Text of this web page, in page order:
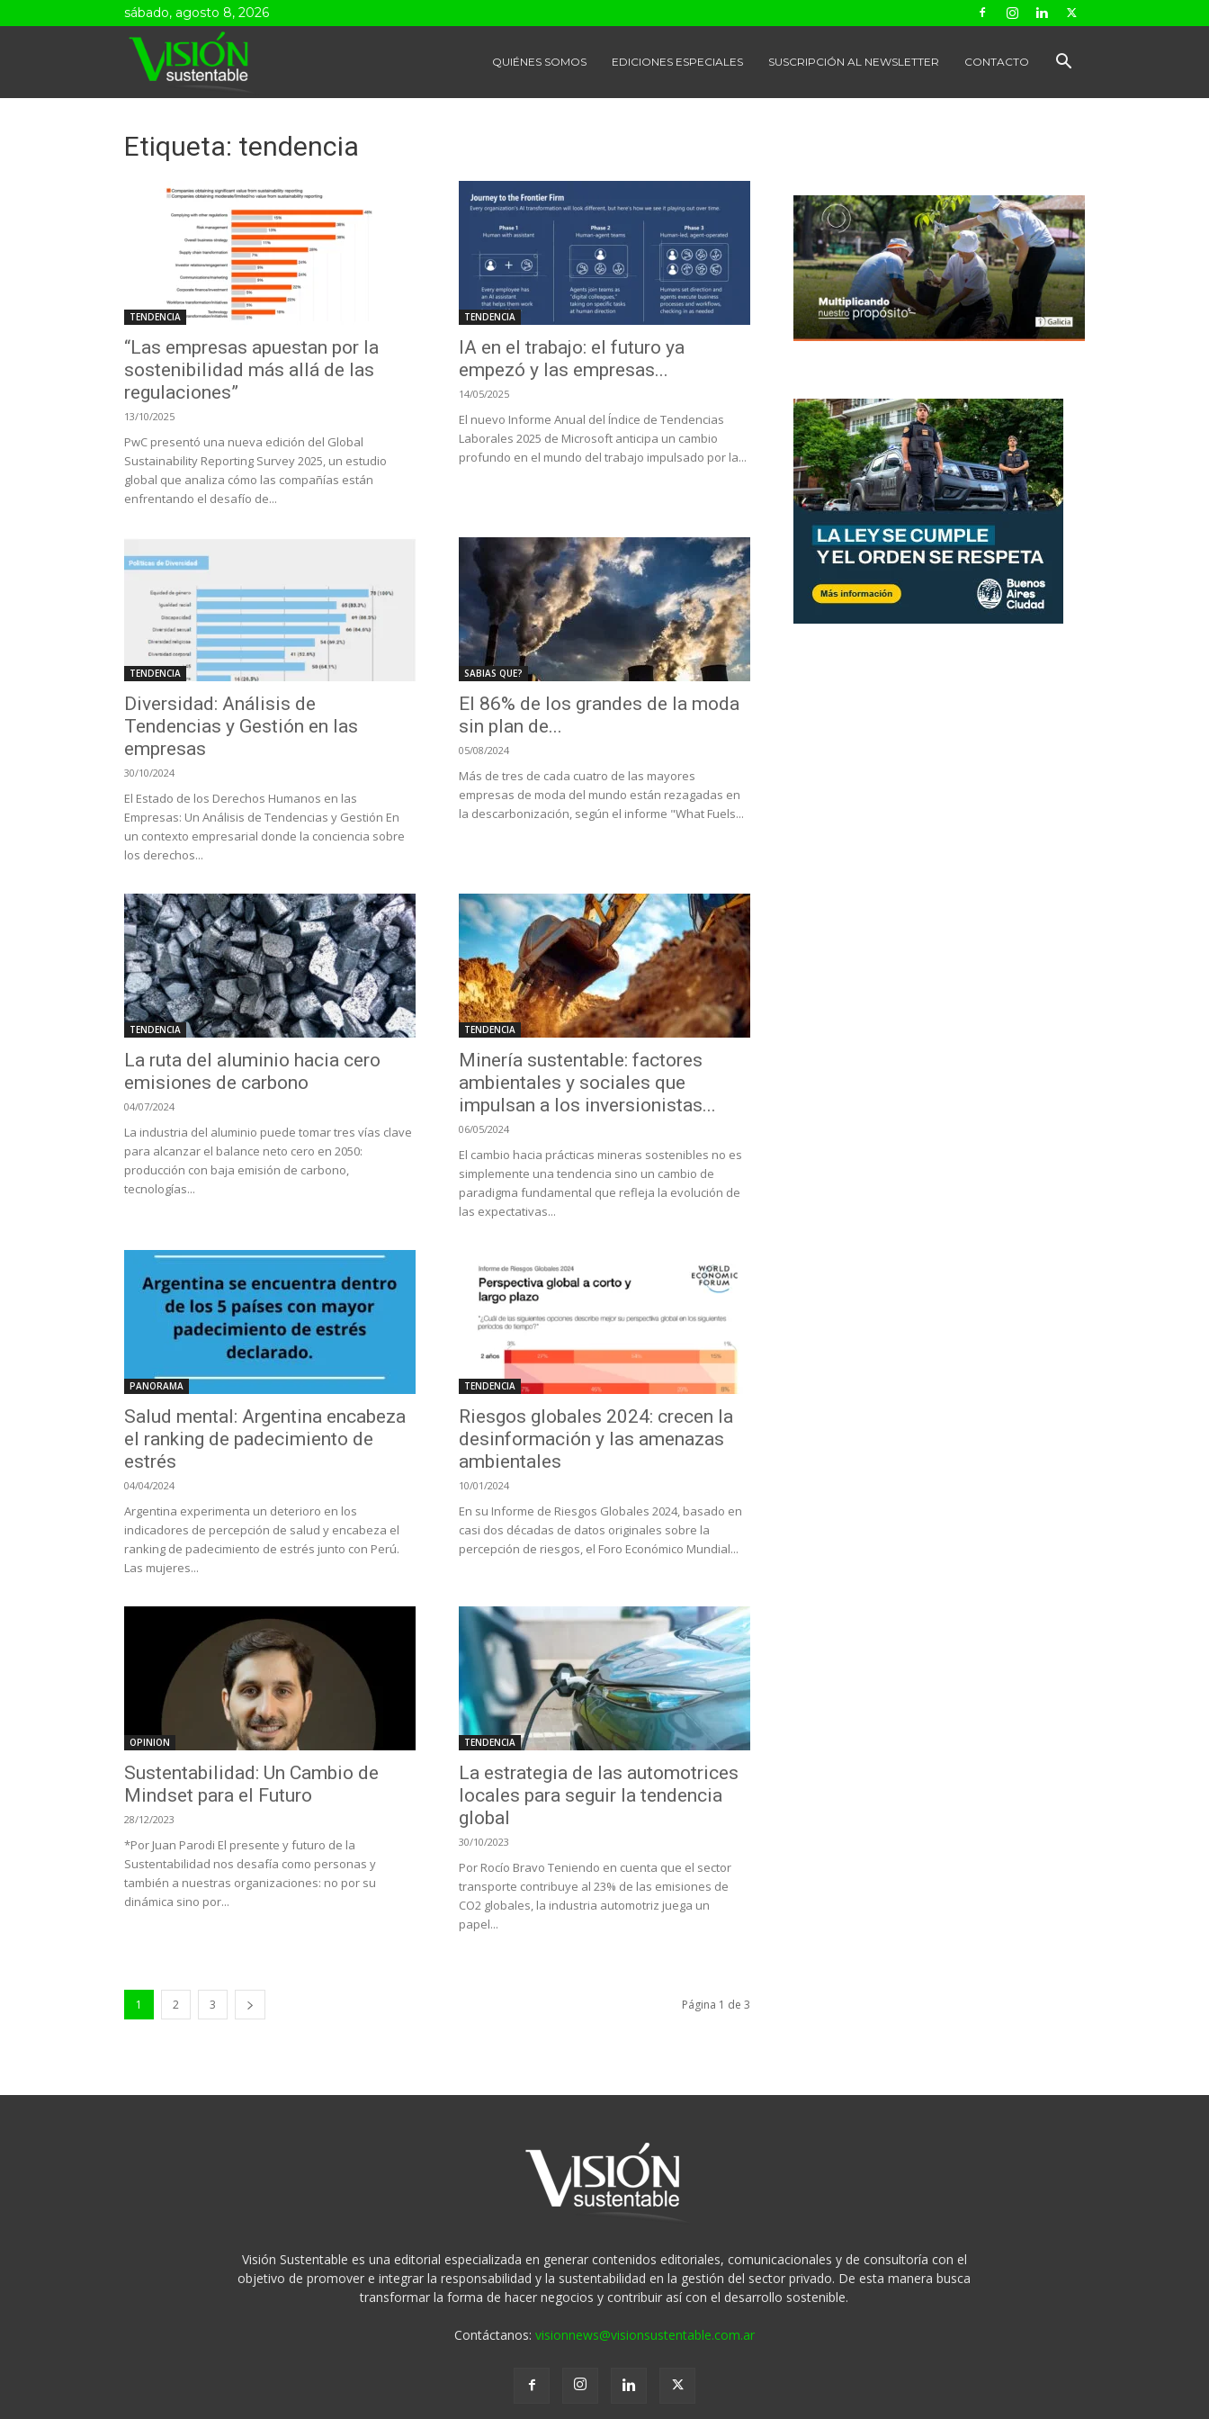
sábado, agosto 8, 2026
Sustentable
QUIÉNES SOMOS EDICIONES ESPECIALES SUSCRIPCIÓN AL NEWSLETTER CONTACTO
Etiqueta: tendencia
TENDENCIA
“Las empresas apuestan por la
sostenibilidad más allá de las
regulaciones”
13/10/2025
PwC presentó una nueva edición del Global
Sustainability Reporting Survey 2025, un estudio
global que analiza cómo las compañías están
enfrentando el desafío de...
TENDENCIA
IA en el trabajo: el futuro ya
empezó y las empresas...
14/05/2025
El nuevo Informe Anual del Índice de Tendencias
Laborales 2025 de Microsoft anticipa un cambio
profundo en el mundo del trabajo impulsado por la...
TENDENCIA
Diversidad: Análisis de
Tendencias y Gestión en las
empresas
30/10/2024
El Estado de los Derechos Humanos en las
Empresas: Un Análisis de Tendencias y Gestión En
un contexto empresarial donde la conciencia sobre
los derechos...
SABIAS QUE?
El 86% de los grandes de la moda
sin plan de...
05/08/2024
Más de tres de cada cuatro de las mayores
empresas de moda del mundo están rezagadas en
la descarbonización, según el informe "What Fuels...
TENDENCIA
La ruta del aluminio hacia cero
emisiones de carbono
04/07/2024
La industria del aluminio puede tomar tres vías clave
para alcanzar el balance neto cero en 2050:
producción con baja emisión de carbono,
tecnologías...
TENDENCIA
Minería sustentable: factores
ambientales y sociales que
impulsan a los inversionistas...
06/05/2024
El cambio hacia prácticas mineras sostenibles no es
simplemente una tendencia sino un cambio de
paradigma fundamental que refleja la evolución de
las expectativas...
PANORAMA
Salud mental: Argentina encabeza
el ranking de padecimiento de
estrés
04/04/2024
Argentina experimenta un deterioro en los
indicadores de percepción de salud y encabeza el
ranking de padecimiento de estrés junto con Perú.
Las mujeres...
TENDENCIA
Riesgos globales 2024: crecen la
desinformación y las amenazas
ambientales
10/01/2024
En su Informe de Riesgos Globales 2024, basado en
casi dos décadas de datos originales sobre la
percepción de riesgos, el Foro Económico Mundial...
OPINION
Sustentabilidad: Un Cambio de
Mindset para el Futuro
28/12/2023
*Por Juan Parodi El presente y futuro de la
Sustentabilidad nos desafía como personas y
también a nuestras organizaciones: no por su
dinámica sino por...
TENDENCIA
La estrategia de las automotrices
locales para seguir la tendencia
global
30/10/2023
Por Rocío Bravo Teniendo en cuenta que el sector
transporte contribuye al 23% de las emisiones de
CO2 globales, la industria automotriz juega un
papel...
1 2 3 Página 1 de 3
Visión Sustentable es una editorial especializada en generar contenidos editoriales, comunicacionales y de consultoría con el
objetivo de promover e integrar la responsabilidad y la sustentabilidad en la gestión del sector privado. De esta manera busca
transformar la forma de hacer negocios y contribuir así con el desarrollo sostenible.
Contáctanos: visionnews@visionsustentable.com.ar